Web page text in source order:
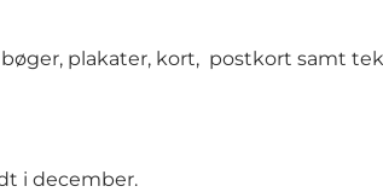
plakater, kort, postkort samt
i december.